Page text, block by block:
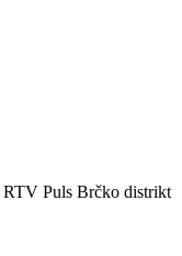
Puls Brčko distrikt